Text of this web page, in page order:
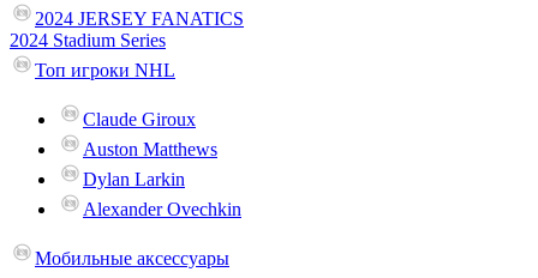
2024 JERSEY FANATICS
2024 Stadium Series
Топ игроки NHL
Claude Giroux
Auston Matthews
Dylan Larkin
Alexander Ovechkin
Мобильные аксессуары